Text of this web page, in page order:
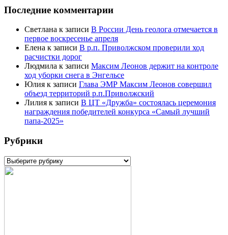
Последние комментарии
Светлана к записи В России День геолога отмечается в
первое воскресенье апреля
Елена к записи В р.п. Приволжском проверили ход
расчистки дорог
Людмила к записи Максим Леонов держит на контроле
ход уборки снега в Энгельсе
Юлия к записи Глава ЭМР Максим Леонов совершил
объезд территорий р.п.Приволжский
Лилия к записи В ЦТ «Дружба» состоялась церемония
награждения победителей конкурса «Самый лучший
папа-2025»
Рубрики
Рубрики